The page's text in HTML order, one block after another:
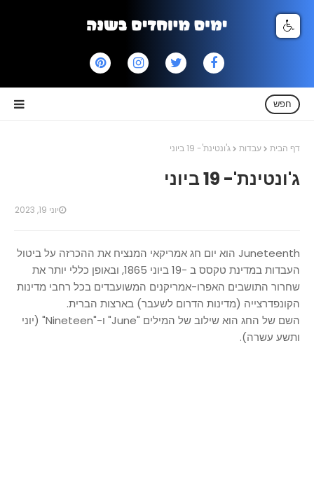
חפש
דף הבית עבדות ג'ונטינת'- 19 ביוני
ג'ונטינת'- 19 ביוני
יוני 19, 2023
Juneteenth הוא יום חג אמריקאי המנציח את ההכרזה על ביטול
העבדות במדינת טקסס ב -19 ביוני 1865, ובאופן כללי יותר את
שחרור התושבים האפרו-אמריקנים המשועבדים בכל רחבי מדינות
הקונפדרצייה (מדינות הדרום לשעבר) בארצות הברית.
השם של החג הוא שילוב של המילים "June" ו-"Nineteen" (יוני
ותשע עשרה).